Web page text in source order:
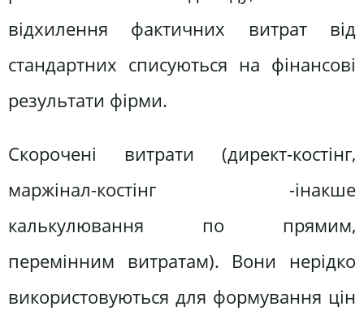
відхилення фактичних витрат від
стандартних списуються на фінансові
результати фірми.
Скорочені витрати (директ-костінг,
маржінал-костінг -інакше
калькулювання по прямим,
перемінним витратам). Вони нерідко
використовуються для формування цін